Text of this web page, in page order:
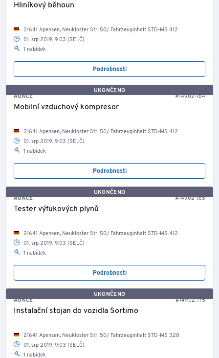
Hliníkový běhoun
21641 Apensen, Neukloster Str. 50/ Fahrzeuginhalt STD-MS 412
01. srp 2019, 9:03 (SELČ)
1 nabídek
Podrobnosti
UKONČENO
AUKCE
#14902-164
Mobilní vzduchový kompresor
21641 Apensen, Neukloster Str. 50/ Fahrzeuginhalt STD-MS 412
01. srp 2019, 9:03 (SELČ)
1 nabídek
Podrobnosti
UKONČENO
AUKCE
#14902-165
Tester výfukových plynů
21641 Apensen, Neukloster Str. 50/ Fahrzeuginhalt STD-MS 412
01. srp 2019, 9:03 (SELČ)
1 nabídek
Podrobnosti
UKONČENO
AUKCE
#14902-175
Instalační stojan do vozidla Sortimo
21641 Apensen, Neukloster Str. 50/ Fahrzeuginhalt STD-MS 328
01. srp 2019, 9:03 (SELČ)
1 nabídek